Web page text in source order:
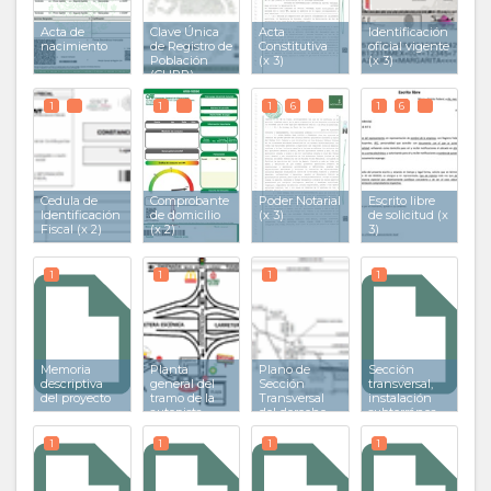
Acta de
nacimiento
Clave Única
de Registro de
Población
(CURP)
Acta
Constitutiva
(x 3)
Identificación
oficial vigente
(x 3)
Cedula de
Identificación
Fiscal (x 2)
1
Comprobante
de domicilio
(x 2)
1
Poder Notarial
(x 3)
1 6
Escrito libre
de solicitud (x
3)
1 6
Memoria
descriptiva
del proyecto
1
Planta
general del
tramo de la
autopista
1
Plano de
Sección
Transversal
del derecho
de vía
1
Sección
transversal,
instalación
subterránea
1
1 1 1 1